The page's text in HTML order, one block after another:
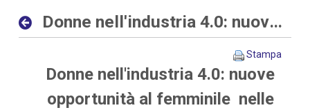
Dettaglio in evidenza
Donne nell'industria 4.0: nuove opportunità al femminile nelle aziende digitali ed interconnesse
Stampa
Donne nell'industria 4.0: nuove
opportunità al femminile nelle